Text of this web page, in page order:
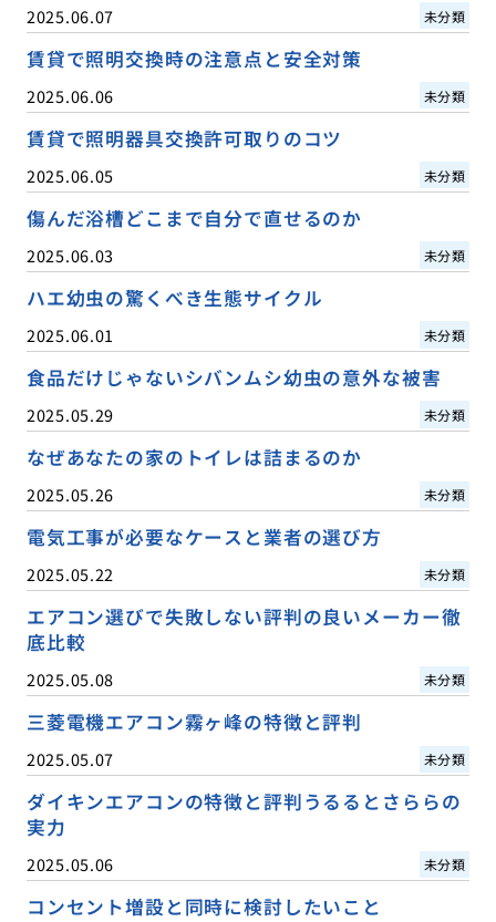
2025.06.07 未分類
賃貸で照明交換時の注意点と安全対策
2025.06.06 未分類
賃貸で照明器具交換許可取りのコツ
2025.06.05 未分類
傷んだ浴槽どこまで自分で直せるのか
2025.06.03 未分類
ハエ幼虫の驚くべき生態サイクル
2025.06.01 未分類
食品だけじゃないシバンムシ幼虫の意外な被害
2025.05.29 未分類
なぜあなたの家のトイレは詰まるのか
2025.05.26 未分類
電気工事が必要なケースと業者の選び方
2025.05.22 未分類
エアコン選びで失敗しない評判の良いメーカー徹
底比較
2025.05.08 未分類
三菱電機エアコン霧ヶ峰の特徴と評判
2025.05.07 未分類
ダイキンエアコンの特徴と評判うるるとさららの
実力
2025.05.06 未分類
コンセント増設と同時に検討したいこと